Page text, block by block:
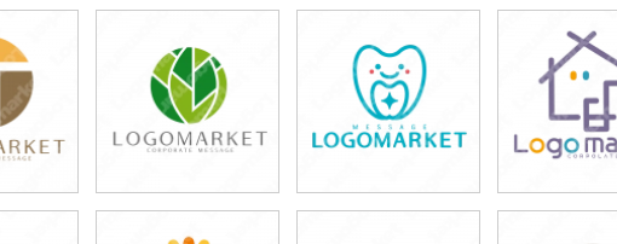
円
円)
39,800円
(税込43,780円)
39,800円
(税込43,780円)
39,800
(税込